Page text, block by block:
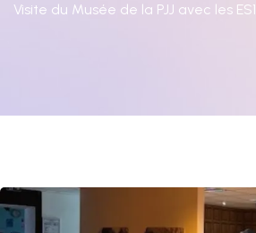
Visite du Musée de la PJJ avec les ES1